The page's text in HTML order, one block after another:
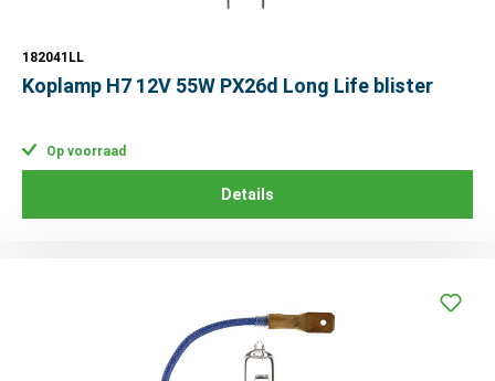
182041LL
Koplamp H7 12V 55W PX26d Long Life blister
Op voorraad
Details